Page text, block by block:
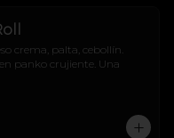
crema, palta, cebollín.
panko crujiente. Una